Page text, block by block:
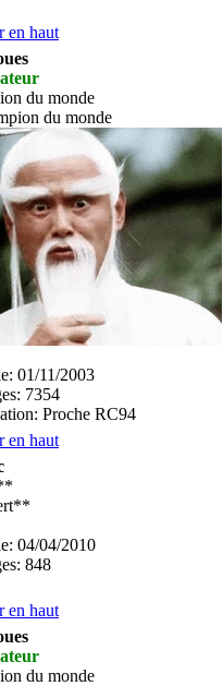
en haut
du monde
01/11/2003
7354
Proche RC94
en haut
04/04/2010
848
en haut
du monde